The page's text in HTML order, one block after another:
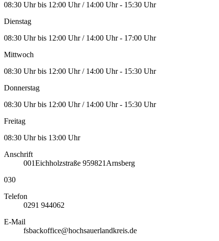
08:30 Uhr bis 12:00 Uhr / 14:00 Uhr - 15:30 Uhr
Dienstag
08:30 Uhr bis 12:00 Uhr / 14:00 Uhr - 17:00 Uhr
Mittwoch
08:30 Uhr bis 12:00 Uhr / 14:00 Uhr - 15:30 Uhr
Donnerstag
08:30 Uhr bis 12:00 Uhr / 14:00 Uhr - 15:30 Uhr
Freitag
08:30 Uhr bis 13:00 Uhr
Anschrift
001Eichholzstraße 959821 Arnsberg
030
Telefon
0291 944062
E-Mail
fsbackoffice@hochsauerlandkreis.de